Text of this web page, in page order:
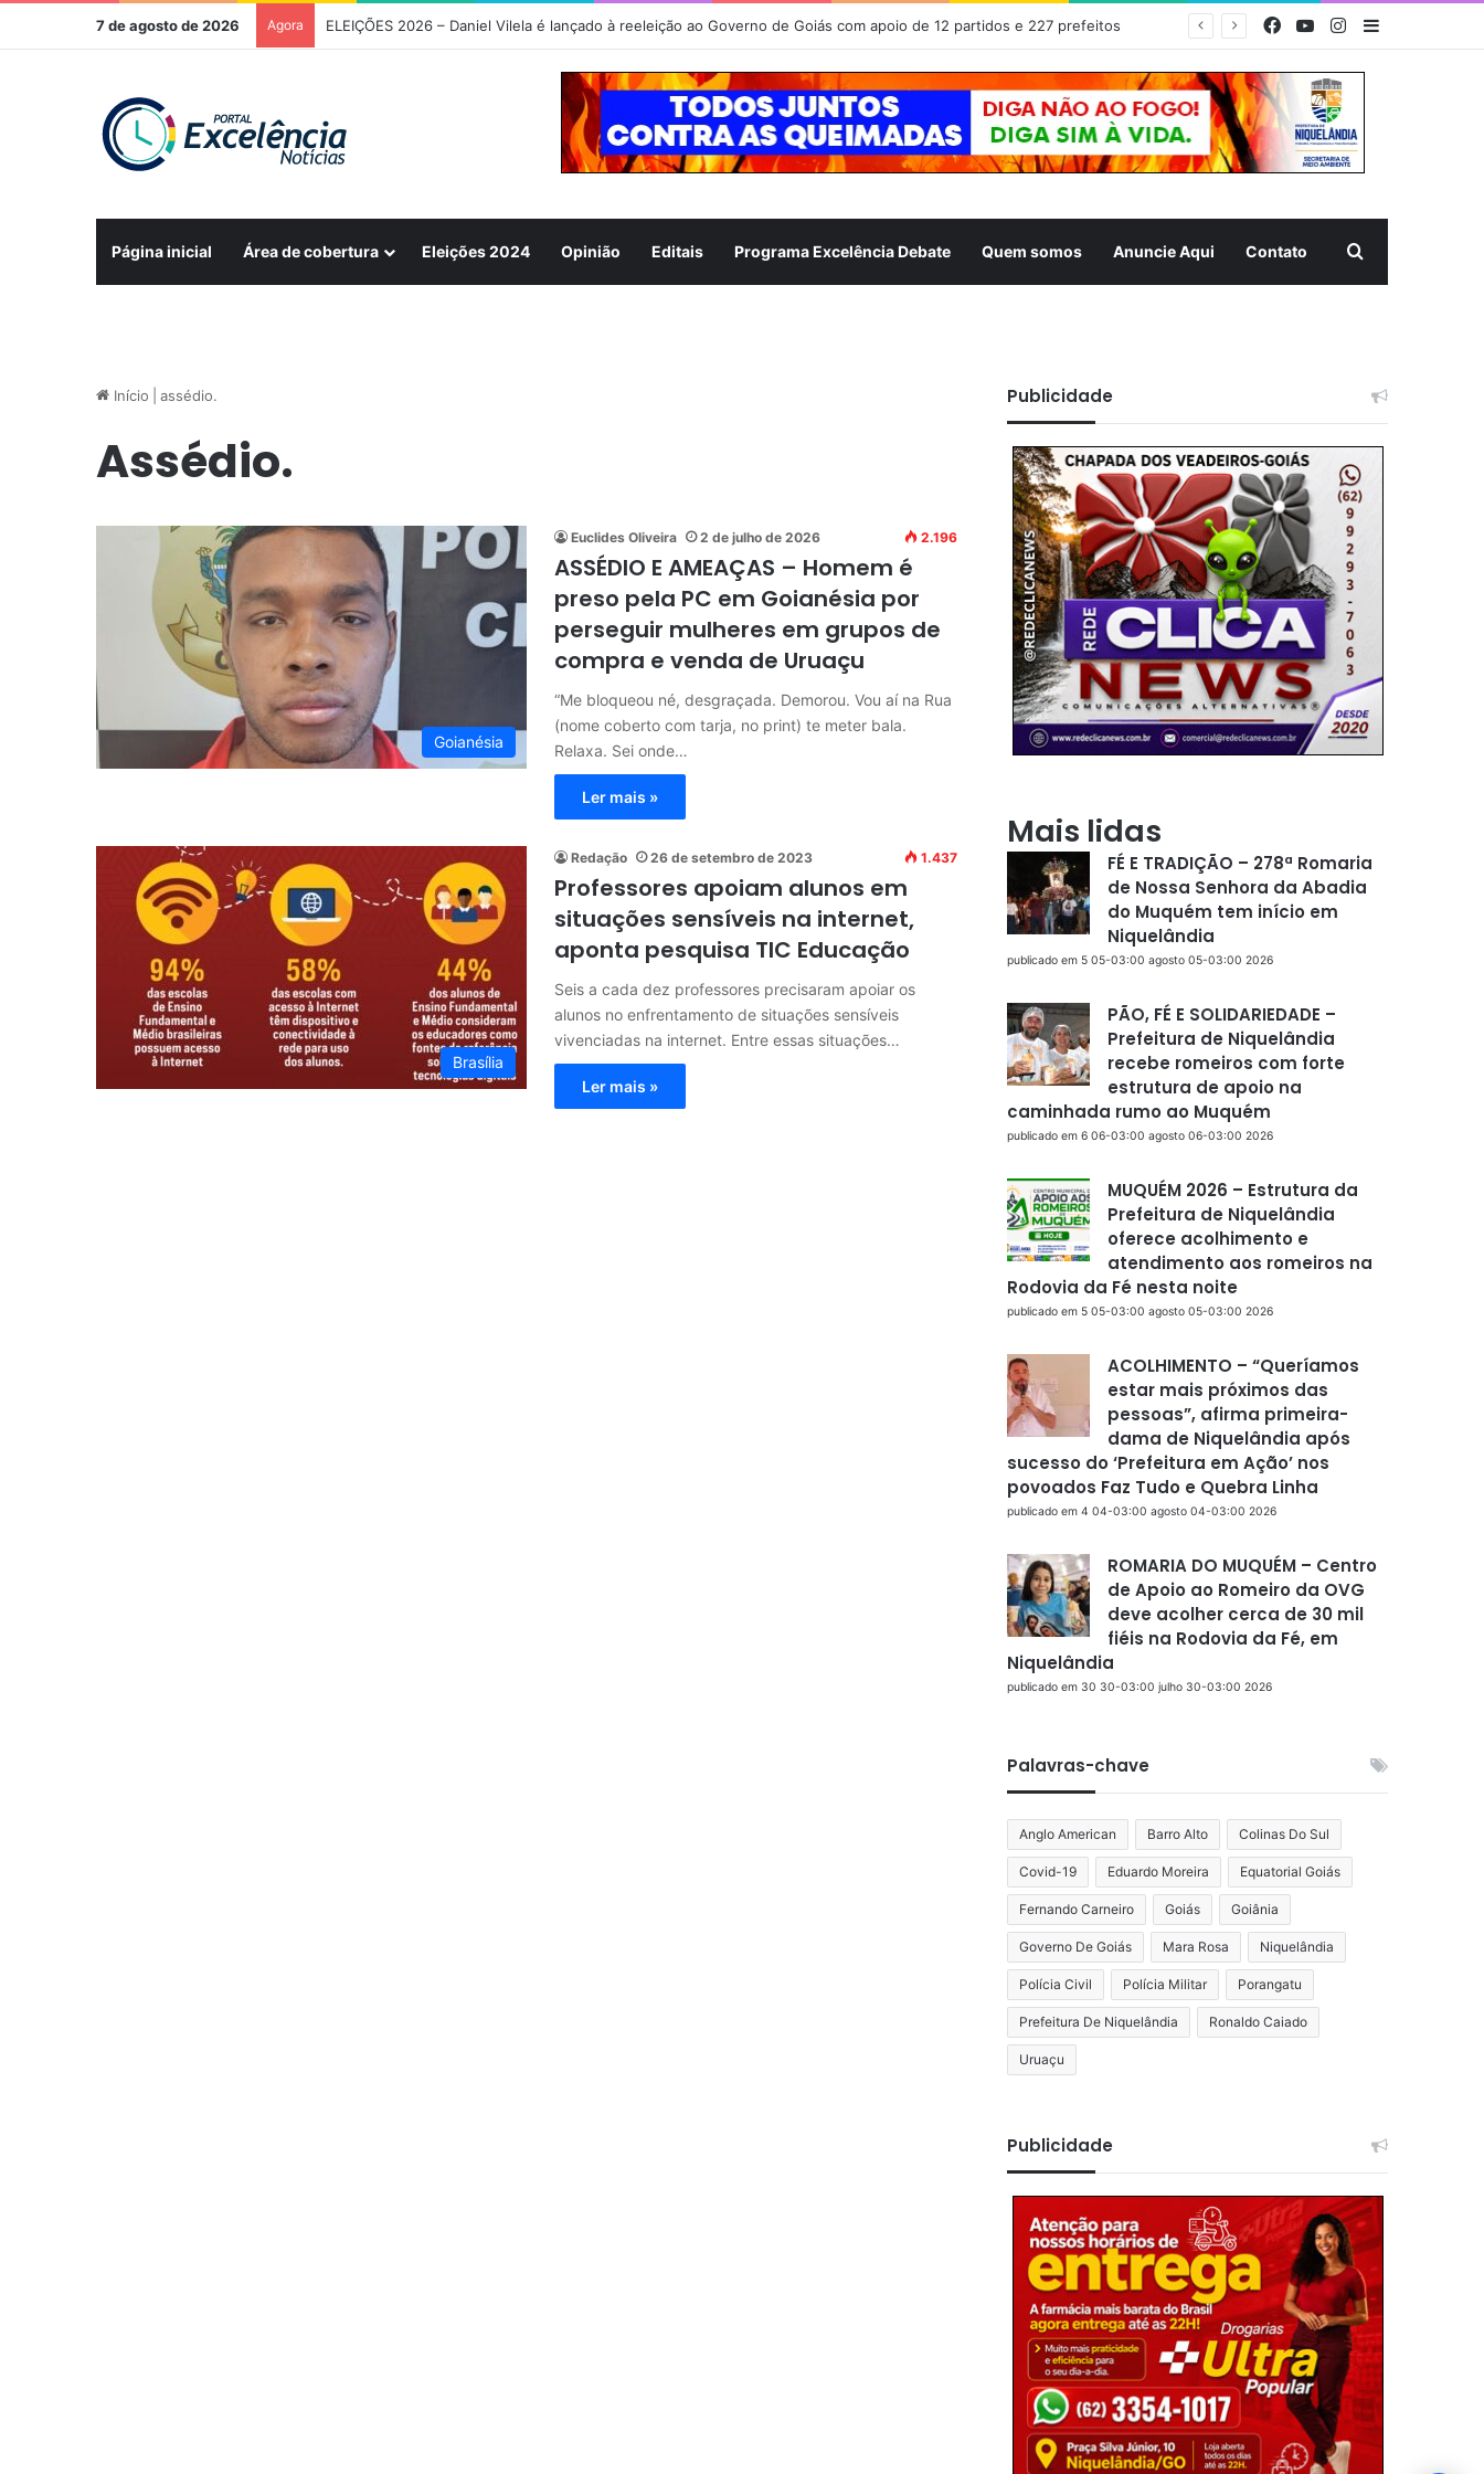
7 de agosto de 2026 Agora ELEIÇÕES 2026 – Daniel Vilela é lançado à reeleição ao Governo de Goiás com apoio de 12 partidos e 227 prefeitos FacebookYouTubeInstagram
Página inicial Área de cobertura Eleições 2024 Opinião Editais Programa Excelência Debate Quem somos Anuncie Aqui Contato
Início assédio.
Assédio.
Goianésia
Euclides Oliveira 2 de julho de 2026 2.196
ASSÉDIO E AMEAÇAS – Homem é
preso pela PC em Goianésia por
perseguir mulheres em grupos de
compra e venda de Uruaçu
“Me bloqueou né, desgraçada. Demorou. Vou aí na Rua
(nome coberto com tarja, no print) te meter bala.
Relaxa. Sei onde…
Ler mais »
Brasília
Redação 26 de setembro de 2023 1.437
Professores apoiam alunos em
situações sensíveis na internet,
aponta pesquisa TIC Educação
Seis a cada dez professores precisaram apoiar os
alunos no enfrentamento de situações sensíveis
vivenciadas na internet. Entre essas situações…
Ler mais »
Publicidade
Mais lidas
FÉ E TRADIÇÃO – 278ª Romaria
de Nossa Senhora da Abadia
do Muquém tem início em
Niquelândia
publicado em 5 05-03:00 agosto 05-03:00 2026
PÃO, FÉ E SOLIDARIEDADE –
Prefeitura de Niquelândia
recebe romeiros com forte
estrutura de apoio na
caminhada rumo ao Muquém
publicado em 6 06-03:00 agosto 06-03:00 2026
MUQUÉM 2026 – Estrutura da
Prefeitura de Niquelândia
oferece acolhimento e
atendimento aos romeiros na
Rodovia da Fé nesta noite
publicado em 5 05-03:00 agosto 05-03:00 2026
ACOLHIMENTO – “Queríamos
estar mais próximos das
pessoas”, afirma primeira-
dama de Niquelândia após
sucesso do ‘Prefeitura em Ação’ nos
povoados Faz Tudo e Quebra Linha
publicado em 4 04-03:00 agosto 04-03:00 2026
ROMARIA DO MUQUÉM – Centro
de Apoio ao Romeiro da OVG
deve acolher cerca de 30 mil
fiéis na Rodovia da Fé, em
Niquelândia
publicado em 30 30-03:00 julho 30-03:00 2026
Palavras-chave
Anglo American Barro Alto Colinas Do Sul
Covid-19 Eduardo Moreira Equatorial Goiás
Fernando Carneiro Goiás Goiânia
Governo De Goiás Mara Rosa Niquelândia
Polícia Civil Polícia Militar Porangatu
Prefeitura De Niquelândia Ronaldo Caiado
Uruaçu
Publicidade